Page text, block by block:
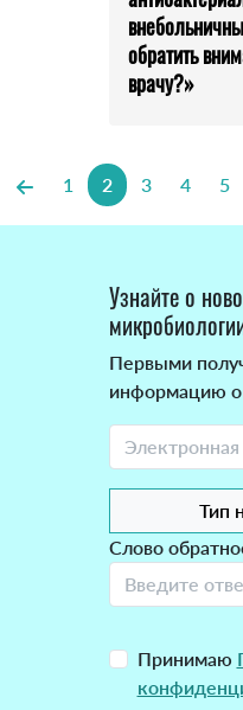
обратить
врачу?»
1 2 3 4 5
Узнайте о
Первыми
информацию о
Тип
Слово
Принимаю